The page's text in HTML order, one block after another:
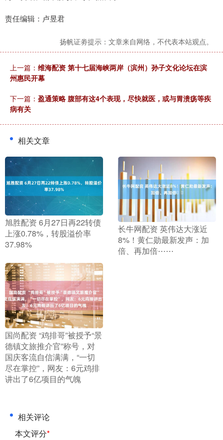
责任编辑：卢昱君
扬帆证劵提示：文章来自网络，不代表本站观点。
上一篇： 维海配资 第十七届海峡两岸（滨州）孙子文化论坛在滨
州惠民开幕
下一篇： 盈通策略 腹部有这4个表现，尽快就医，或与胃溃疡等疾
病有关
相关文章
​旭胜配资 6月27日再22转债
上涨0.78%，转股溢价率
37.98%
​长牛网配资 英伟达大涨近
8%！黄仁勋最新发声：加
倍、再加倍⋯⋯
​国尚配资 “鸡排哥”被授予“景
德镇文旅推介官”称号，对
国庆客流自信满满，“一切
尽在掌控”，网友：6元鸡排
讲出了6亿项目的气魄
相关评论
本文评分*